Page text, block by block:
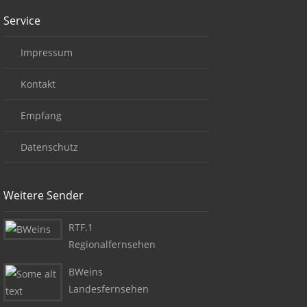
Service
Impressum
Kontakt
Empfang
Datenschutz
Weitere Sender
RTF.1
Regionalfernsehen
BWeins
Landesfernsehen